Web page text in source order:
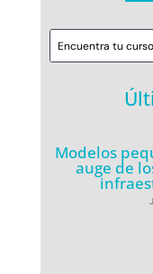
Modelos
auge de